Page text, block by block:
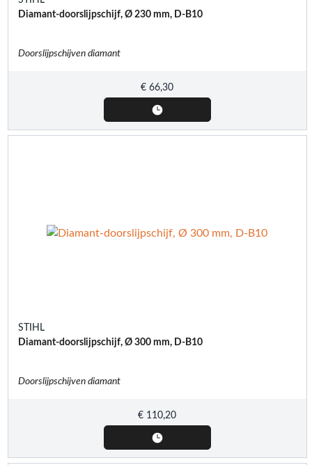
Diamant-doorslijpschijf, Ø 230 mm, D-B10
Doorslijpschijven diamant
€ 66,30
STIHL
Diamant-doorslijpschijf, Ø 300 mm, D-B10
Doorslijpschijven diamant
€ 110,20